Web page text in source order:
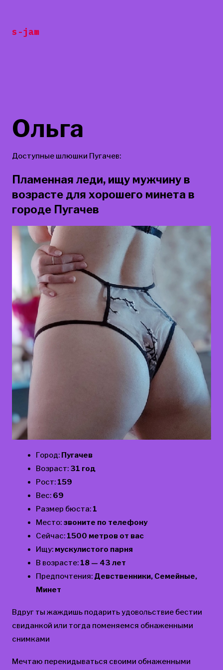
содержанию
s-jam
Ольга
Доступные шлюшки Пугачев:
Пламенная леди, ищу мужчину в
возрасте для хорошего минета в
городе Пугачев
Город: Пугачев
Возраст: 31 год
Рост: 159
Вес: 69
Размер бюста: 1
Место: звоните по телефону
Сейчас: 1500 метров от вас
Ищу: мускулистого парня
В возрасте: 18 — 43 лет
Предпочтения: Девственники, Семейные,
Минет
Вдруг ты жаждишь подарить удовольствие бестии
свиданкой или тогда поменяемся обнаженными
снимками
Мечтаю перекидываться своими обнаженными